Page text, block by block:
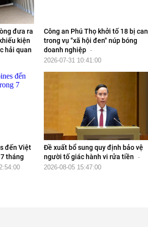
đưa ra
kiện
hải quan
Công an Phú Thọ khởi tố 18 bị can
trong vụ "xã hội đen" núp bóng
doanh nghiệp -
2026-07-31 10:41:00
đến Việt
tháng
Đề xuất bổ sung quy định bảo vệ
người tố giác hành vi rửa tiền -
2026-08-05 15:47:00